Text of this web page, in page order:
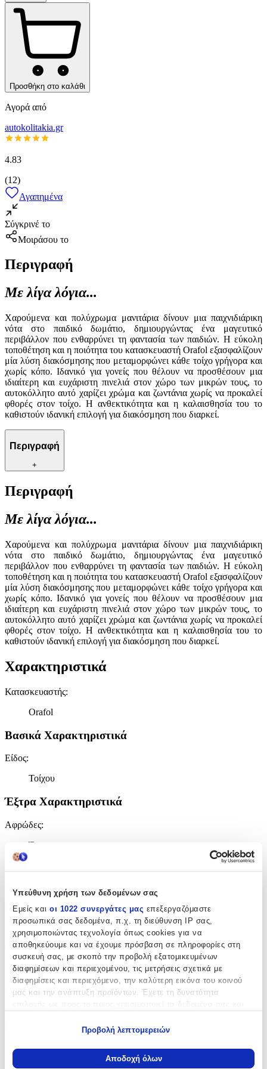
Υπεύθυνη χρήση των δεδομένων σας
Εμείς και οι 1022 συνεργάτες μας επεξεργαζόμαστε
προσωπικά σας δεδομένα, π.χ. τη διεύθυνση IP σας,
χρησιμοποιώντας τεχνολογία όπως cookies για να
αποθηκεύουμε και να έχουμε πρόσβαση σε πληροφορίες στη
συσκευή σας, με σκοπό την προβολή εξατομικευμένων
διαφημίσεων και περιεχομένου, τις μετρήσεις σχετικά με
διαφημίσεις και περιεχόμενο, την καλύτερη εικόνα του κοινού
μας και την ανάπτυξη προϊόντων. Έχετε τη δυνατότητα
Να συλλέξουμε πληροφορίες σχετικά με τη γεωγραφική
σας τοποθεσία, οι οποίες μπορεί να είναι ακριβείς σε
Προβολή λεπτομερειών
Αποδοχή όλων
Προσθήκη στο καλάθι
Αγορά από
autokolitakia.gr
4.83
(12)
Αγαπημένα
Σύγκρινέ το
Μοιράσου το
Περιγραφή
Με λίγα λόγια...
Χαρούμενα και πολύχρωμα μανιτάρια δίνουν μια παιχνιδιάρικη
νότα στο παιδικό δωμάτιο, δημιουργώντας ένα μαγευτικό
περιβάλλον που ενθαρρύνει τη φαντασία των παιδιών. Η εύκολη
τοποθέτηση και η ποιότητα του κατασκευαστή Orafol εξασφαλίζουν
μία λύση διακόσμησης που μεταμορφώνει κάθε τοίχο γρήγορα και
χωρίς κόπο. Ιδανικό για γονείς που θέλουν να προσθέσουν μια
ιδιαίτερη και ευχάριστη πινελιά στον χώρο των μικρών τους, το
αυτοκόλλητο αυτό χαρίζει χρώμα και ζωντάνια χωρίς να προκαλεί
φθορές στον τοίχο. Η ανθεκτικότητα και η καλαισθησία του το
καθιστούν ιδανική επιλογή για διακόσμηση που διαρκεί.
Περιγραφή
+
Περιγραφή
Με λίγα λόγια...
Χαρούμενα και πολύχρωμα μανιτάρια δίνουν μια παιχνιδιάρικη
νότα στο παιδικό δωμάτιο, δημιουργώντας ένα μαγευτικό
περιβάλλον που ενθαρρύνει τη φαντασία των παιδιών. Η εύκολη
τοποθέτηση και η ποιότητα του κατασκευαστή Orafol εξασφαλίζουν
μία λύση διακόσμησης που μεταμορφώνει κάθε τοίχο γρήγορα και
χωρίς κόπο. Ιδανικό για γονείς που θέλουν να προσθέσουν μια
ιδιαίτερη και ευχάριστη πινελιά στον χώρο των μικρών τους, το
αυτοκόλλητο αυτό χαρίζει χρώμα και ζωντάνια χωρίς να προκαλεί
φθορές στον τοίχο. Η ανθεκτικότητα και η καλαισθησία του το
καθιστούν ιδανική επιλογή για διακόσμηση που διαρκεί.
Χαρακτηριστικά
Κατασκευαστής:
Orafol
Βασικά Χαρακτηριστικά
Είδος:
Τοίχου
Έξτρα Χαρακτηριστικά
Αφρώδες:
Όχι
Μπορντούρα:
Όχι
Φωσφοριζέ:
Όχι
90